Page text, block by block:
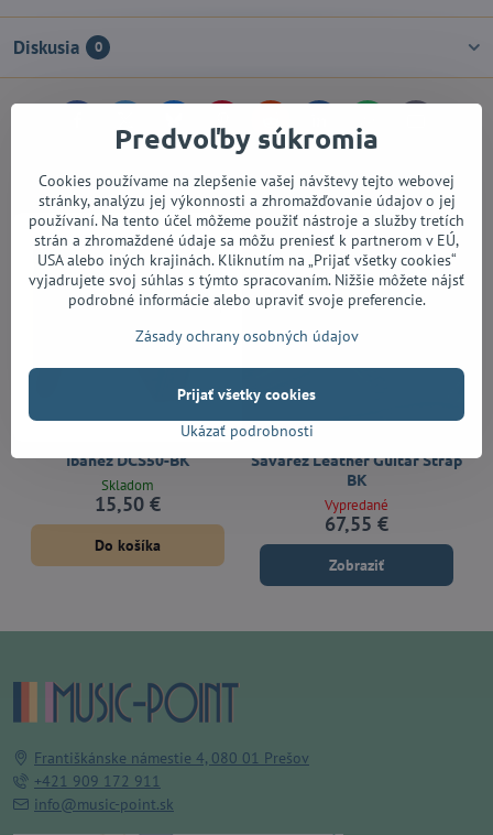
Diskusia 0
FacebookTwitter BlueskyPinterestReddit LinkedIn
Alternatívne produkty
Ibanez DCS50-BK
Skladom
15,50 €
Do košíka
Savarez Leather Guitar Strap
BK
Vypredané
67,55 €
Zobraziť
Františkánske námestie 4, 080 01 Prešov
+421 909 172 911
info@music-point.sk
Predvoľby súkromia
Cookies používame na zlepšenie vašej návštevy tejto webovej
stránky, analýzu jej výkonnosti a zhromažďovanie údajov o jej
používaní. Na tento účel môžeme použiť nástroje a služby tretích
strán a zhromaždené údaje sa môžu preniesť k partnerom v EÚ,
USA alebo iných krajinách. Kliknutím na „Prijať všetky cookies“
vyjadrujete svoj súhlas s týmto spracovaním. Nižšie môžete nájsť
podrobné informácie alebo upraviť svoje preferencie.
Zásady ochrany osobných údajov
Ukázať podrobnosti
Prijať všetky cookies